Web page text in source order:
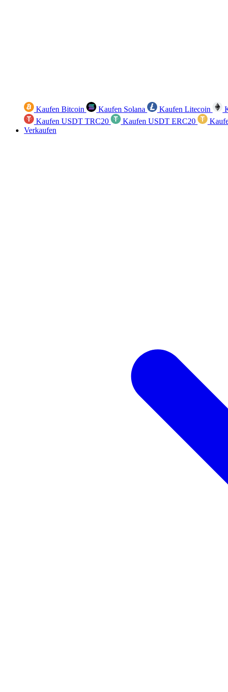
Kaufen Bitcoin Kaufen Solana Kaufen Litecoin
Kaufen USDT TRC20
Kaufen USDT ERC20
Verkaufen